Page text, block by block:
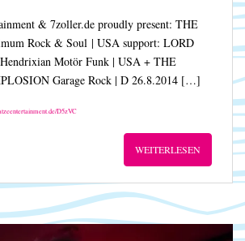
& 7zoller.de proudly present: THE
Rock & Soul | USA support: LORD
Motör Funk | USA + THE
Garage Rock | D 26.8.2014 […]
D5zVC
WEITERLESEN